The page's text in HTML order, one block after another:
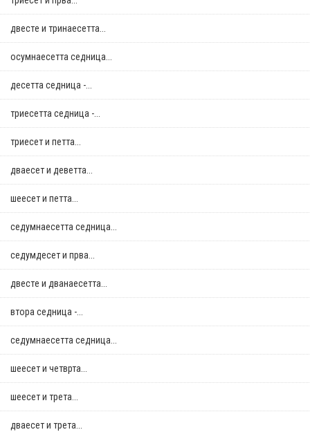
двестe и тринаесетта...
осумнaесетта седница...
десетта седница -...
триесетта седница -...
триесет и петта...
дваесет и деветта...
шеесет и петта...
седумнаесетта седница...
седумдесет и прва...
двестe и дванаесетта...
втора седница -...
седумнаесетта седница...
шеесет и четврта...
шеесет и трета...
дваесет и трета...